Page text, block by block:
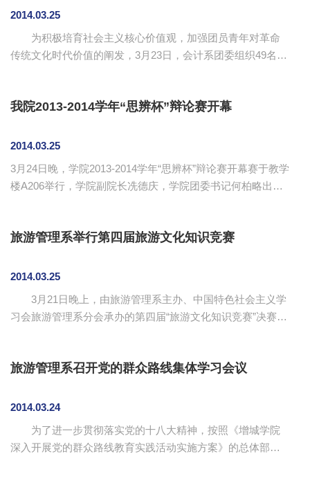
黎明同学的作品《渴望飞翔的生命》、方毅恒同学的作品
学作品《Sailor沙滩床》和魏佳薇的同学作品《银色凌沙》，
本...
2014.03.25
为积极培育社会主义核心价值观，加强团员青年对革命
传统文化时代价值的阐发，3月23日，会计系团委组织49名团
历史文化、践行社会主义核心价值观。 团员们首站到达
个亲水平台石礅上，不禁让人想起2013年3月1日下午，广州
而英勇牺牲的壮举。全体团员自主地低头默哀，并献上鲜
花，...
我院2013-2014学年“思辨杯”辩论赛开幕
2014.03.25
3月24日晚，学院2013-2014学年“思辨杯”辩论赛开幕赛于教学
楼A206举行，学院副院长冼德庆，学院团委书记何柏略出席
辩论队的发展和成就给予了肯定和赞扬，对返校参与本次思
何沟通与协调，提高写作记录能力，无论身处何方都要善于
养自己，发展未来。 本次辩论赛的辩题是“毕业单...
旅游管理系举行第四届旅游文化知识竞赛
2014.03.25
3月21日晚上，由旅游管理系主办、中国特色社会主义学
习会旅游管理系分会承办的第四届“旅游文化知识竞赛”决赛在
决赛两个环节。经过初赛笔试的一番激烈角逐，八支队伍共
模拟”三个环节。第一二环节主要是考选手对旅游文化的掌
现场抽题并现场进行作答，此环节不但可以体现出参赛选手
对旅游文化知识...
旅游管理系召开党的群众路线集体学习会议
2014.03.24
为了进一步贯彻落实党的十八大精神，按照《增城学院
深入开展党的群众路线教育实践活动实施方案》的总体部署